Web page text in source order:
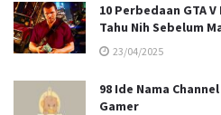
10 Perbedaan GTA
Tahu Nih Sebelum
23/04/2025
98 Ide Nama
Gamer